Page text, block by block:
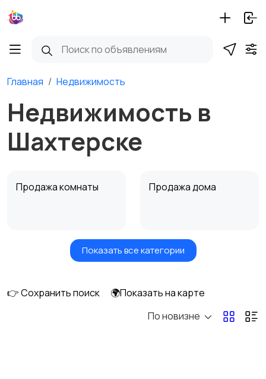
Главная Недвижимость
Недвижимость в
Шахтерске
Продажа комнаты Продажа дома
Земельные участки
Аренда квартиры
Аренда дома
Показать все категории
👉 Сохранить поиск
🌍Показать на карте
По новизне